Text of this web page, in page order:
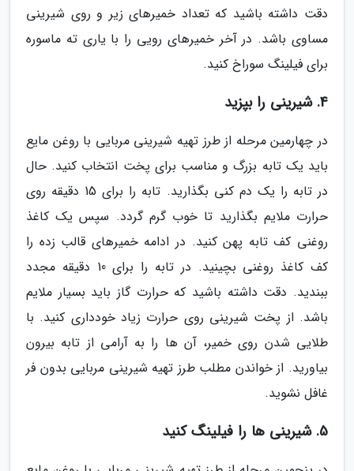
دقت داشته باشید که تعداد خمیرهای زیر و روی شیرینی
مساوی باشد. در آخر خمیرهای رویی را با یاری ته ماسوره
برای فیلینگ سوراخ کنید.
4. شیرینی را بپزید
در چهارمین مرحله از طرز تهیه شیرینی مربایی با روغن مایع
باید یک تابه بزرگ و مناسب برای پخت انتخاب کنید. حال
در تابه را یک دم کنی بگذارید. تابه را برای 15 دقیقه روی
حرارت ملایم بگذارید تا خوب گرم گردد. سپس یک کاغذ
روغنی کف تابه پهن کنید. در ادامه خمیرهای قالب زده را
کف کاغذ روغنی بچینید. در تابه را برای 10 دقیقه مجدد
ببندید. دقت داشته باشید که حرارت گاز باید بسیار ملایم
باشد. از پخت شیرینی روی حرارت زیاد خودداری کنید. با
طلایی شدن روی خمیر، آن ها را به آرامی از تابه بیرون
بیاورید. از خواندن مطلب طرز تهیه شیرینی مربایی بدون فر
غافل نشوید.
5. شیرینی ها را فیلینگ کنید